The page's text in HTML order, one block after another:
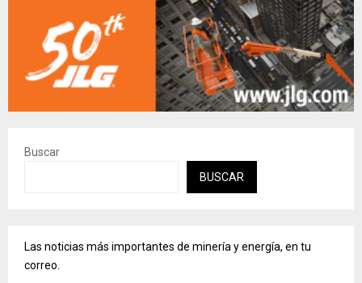
Buscar
BUSCAR
Las noticias más importantes de minería y energía, en tu
correo.